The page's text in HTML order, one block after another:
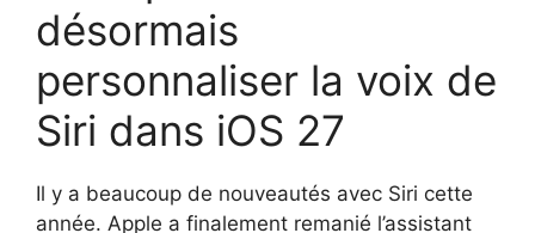
désormais
personnaliser la voix de
Siri dans iOS 27
Il y a beaucoup de nouveautés avec Siri cette
année. Apple a finalement remanié l’assistant